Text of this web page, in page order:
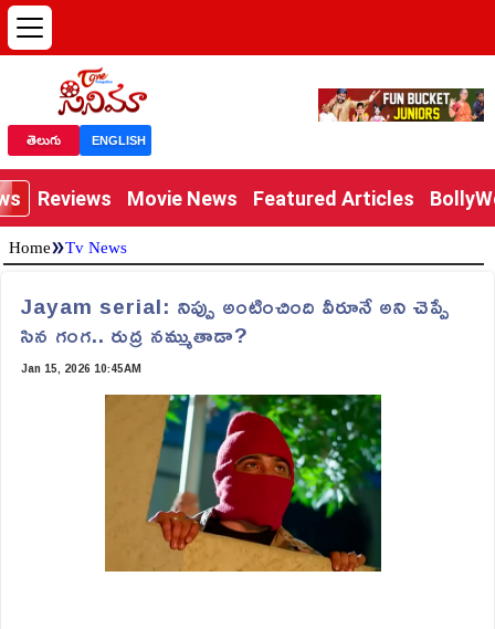
తెలుగు ENGLISH
Reviews Movie News Featured Articles
Home»Tv News
Jayam serial: నిప్పు అంటించింది వీరూనే అని చెప్పే
సిన గంగ.. రుద్ర నమ్ముతాడా?
Jan 15, 2026 10:45AM